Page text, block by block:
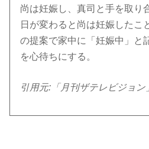
尚は妊娠し、真司と手を取り
日が変わると尚は妊娠したこ
の提案で家中に「妊娠中」と
を心待ちにする。
引用元:「月刊ザテレビジョン